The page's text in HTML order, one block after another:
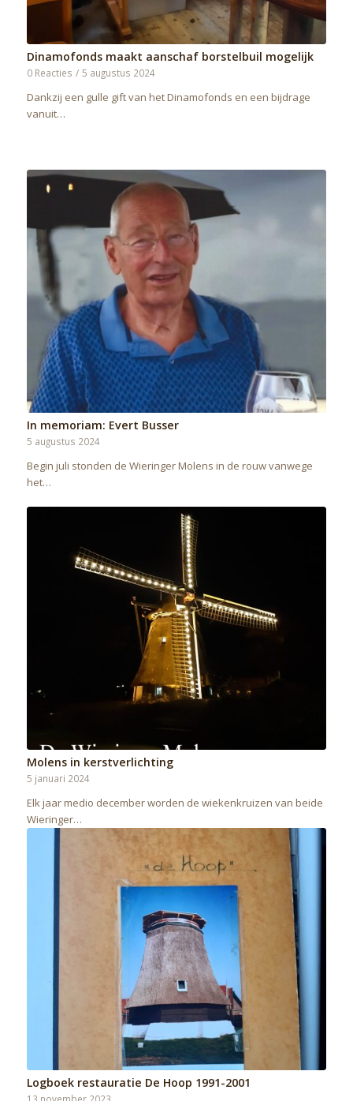
Dinamofonds maakt aanschaf borstelbuil mogelijk
0 Reacties / 5 augustus 2024
Dankzij een gulle gift van het Dinamofonds en een bijdrage
vanuit…
In memoriam: Evert Busser
5 augustus 2024
Begin juli stonden de Wieringer Molens in de rouw vanwege
het…
Molens in kerstverlichting
5 januari 2024
Elk jaar medio december worden de wiekenkruizen van beide
Wieringer…
Logboek restauratie De Hoop 1991-2001